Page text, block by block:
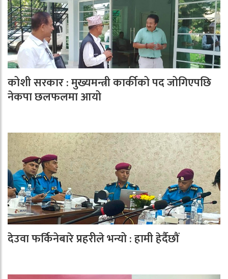
कोशी सरकार : मुख्यमन्त्री कार्कीको पद जोगिएपछि
नेकपा छलफलमा आयो
देउवा फर्किनेबारे प्रहरीले भन्यो : हामी हेर्दैछौं